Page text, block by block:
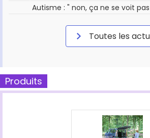
Autisme : " non, ça ne se voit
Toutes les
Produits